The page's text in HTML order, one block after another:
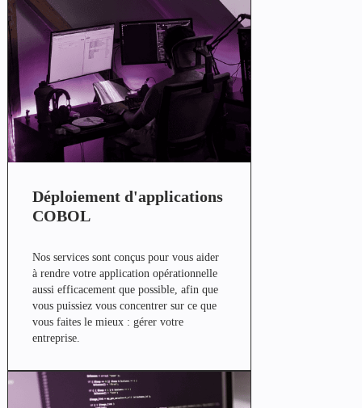
Déploiement d'applications
COBOL
Nos services sont conçus pour vous aider
à rendre votre application opérationnelle
aussi efficacement que possible, afin que
vous puissiez vous concentrer sur ce que
vous faites le mieux : gérer votre
entreprise.